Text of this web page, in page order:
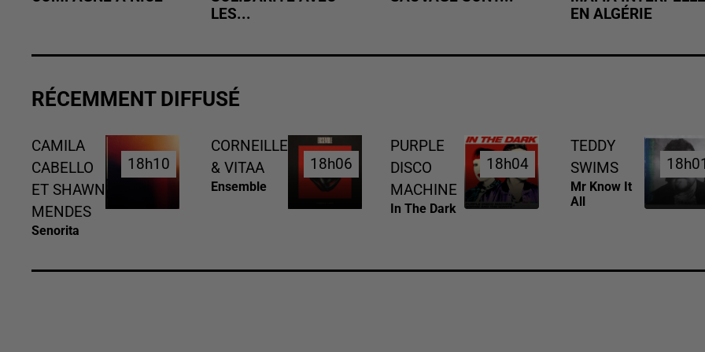
LES...
EN ALGÉRIE
RÉCEMMENT DIFFUSÉ
CAMILA
CABELLO
ET SHAWN
MENDES
Senorita
18h10
18h10
CORNEILLE
& VITAA
Ensemble
18h06
18h06
PURPLE
DISCO
MACHINE
In The Dark
18h04
18h04
TEDDY
SWIMS
Mr Know It
All